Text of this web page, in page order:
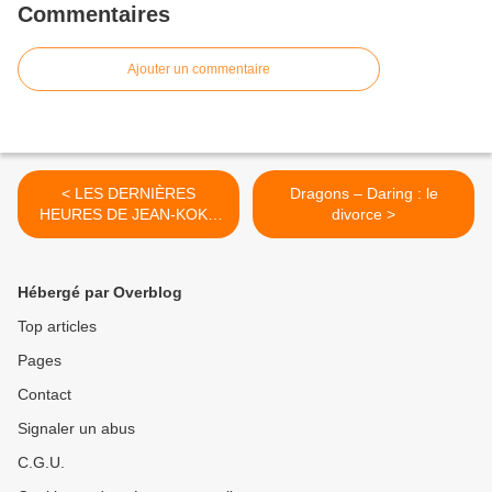
Commentaires
Ajouter un commentaire
< LES DERNIÈRES
HEURES DE JEAN-KOKE
MIEZI
Dragons – Daring : le
divorce >
Hébergé par Overblog
Top articles
Pages
Contact
Signaler un abus
C.G.U.